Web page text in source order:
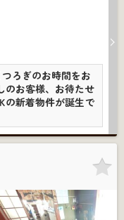
ろぎのお時間をお
お客様、お待たせ
の新着物件が誕生で